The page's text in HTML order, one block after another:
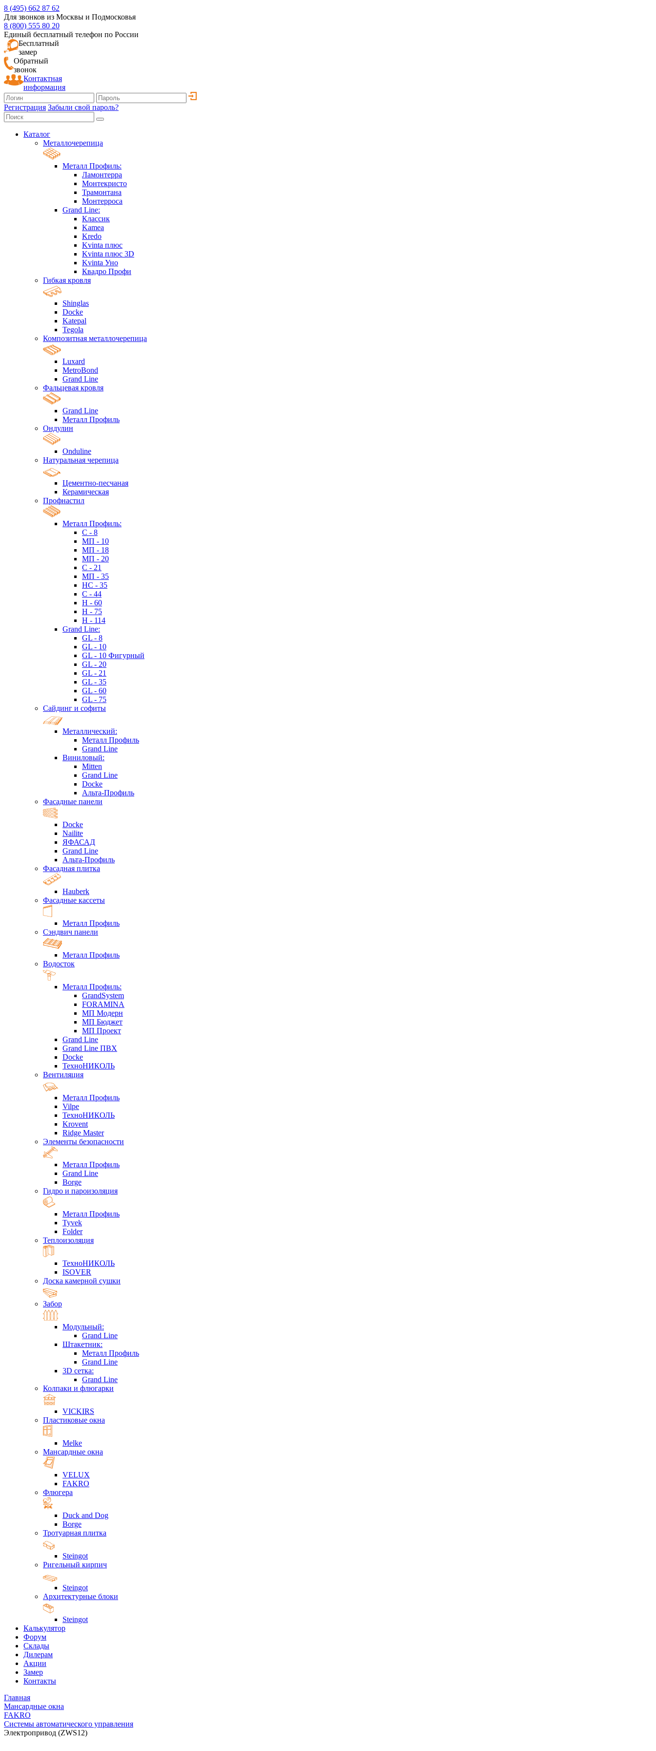
8 (495) 662 87 62
Для звонков из Москвы и Подмосковья
8 (800) 555 80 20
Единый бесплатный телефон по России
Бесплатный
замер
Обратный
звонок
Контактная
информация
Регистрация Забыли свой пароль?
Каталог
Металлочерепица
Металл Профиль:
Ламонтерра
Монтекристо
Трамонтана
Монтерроса
Grand Line:
Классик
Kamea
Kredo
Kvinta плюс
Kvinta плюс 3D
Kvinta Уно
Квадро Профи
Гибкая кровля
Shinglas
Docke
Katepal
Tegola
Композитная металлочерепица
Luxard
MetroBond
Grand Line
Фальцевая кровля
Grand Line
Металл Профиль
Ондулин
Onduline
Натуральная черепица
Цементно-песчаная
Керамическая
Профнастил
Металл Профиль:
C - 8
МП - 10
МП - 18
МП - 20
C - 21
МП - 35
HC - 35
C - 44
H - 60
H - 75
H - 114
Grand Line:
GL - 8
GL - 10
GL - 10 Фигурный
GL - 20
GL - 21
GL - 35
GL - 60
GL - 75
Сайдинг и софиты
Металлический:
Металл Профиль
Grand Line
Виниловый:
Mitten
Grand Line
Docke
Альта-Профиль
Фасадные панели
Docke
Nailite
ЯФАСАД
Grand Line
Альта-Профиль
Фасадная плитка
Hauberk
Фасадные кассеты
Металл Профиль
Сэндвич панели
Металл Профиль
Водосток
Металл Профиль:
GrandSystem
FORAMINA
МП Модерн
МП Бюджет
МП Проект
Grand Line
Grand Line ПВХ
Docke
ТехноНИКОЛЬ
Вентиляция
Металл Профиль
Vilpe
ТехноНИКОЛЬ
Krovent
Ridge Master
Элементы безопасности
Металл Профиль
Grand Line
Borge
Гидро и пароизоляция
Металл Профиль
Tyvek
Folder
Теплоизоляция
ТехноНИКОЛЬ
ISOVER
Доска камерной сушки
Забор
Модульный:
Grand Line
Штакетник:
Металл Профиль
Grand Line
3D сетка:
Grand Line
Колпаки и флюгарки
VICKIRS
Пластиковые окна
Melke
Мансардные окна
VELUX
FAKRO
Флюгера
Duck and Dog
Borge
Тротуарная плитка
Steingot
Ригельный кирпич
Steingot
Архитектурные блоки
Steingot
Калькулятор
Форум
Склады
Дилерам
Акции
Замер
Контакты
Главная
Мансардные окна
FAKRO
Системы автоматического управления
Электропривод (ZWS12)